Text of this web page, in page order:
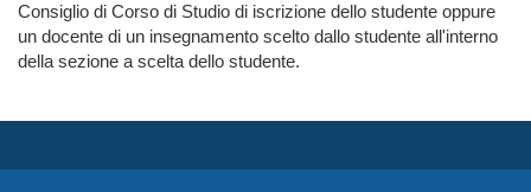
Consiglio di Corso di Studio di iscrizione dello studente oppure
un docente di un insegnamento scelto dallo studente all'interno
della sezione a scelta dello studente.